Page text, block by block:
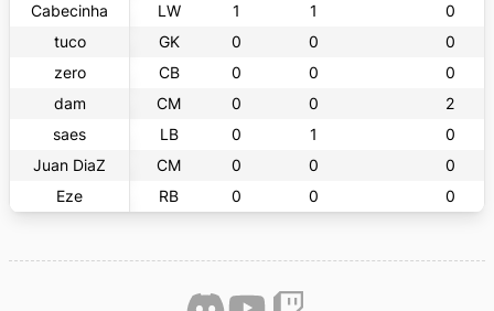
Cabecinha
LW 1 1
0
tuco
GK 0 0
0
zero
CB 0 0
0
dam
CM 0 0
2
saes
LB 0 1
0
Juan DiaZ
CM 0 0
0
Eze
RB 0 0 0